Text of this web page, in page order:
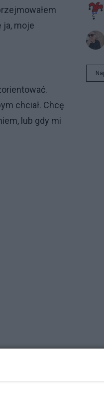
ja, moje
chciał. Chcę
lub gdy mi